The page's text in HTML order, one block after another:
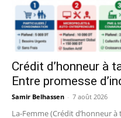
Crédit d’honneur à
Entre promesse
Samir Belhassen - 7 août 2026
La-Femme (Crédit d’honneur